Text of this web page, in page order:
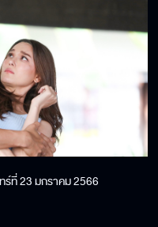
ร์ที่ 23 มกราคม 2566